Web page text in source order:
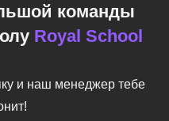
команды
Royal School
и наш менеджер тебе